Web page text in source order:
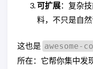
可扩展：复杂
料，不只是自然
这也是
所在：它帮你集中发